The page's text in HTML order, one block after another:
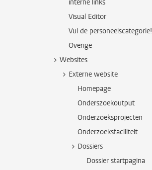
interne links
Visual Editor
Vul de personeelscategorie!
Overige
Websites
Externe website
Homepage
Onderszoekoutput
Onderzoeksprojecten
Onderzoeksfaciliteit
Dossiers
Dossier startpagina